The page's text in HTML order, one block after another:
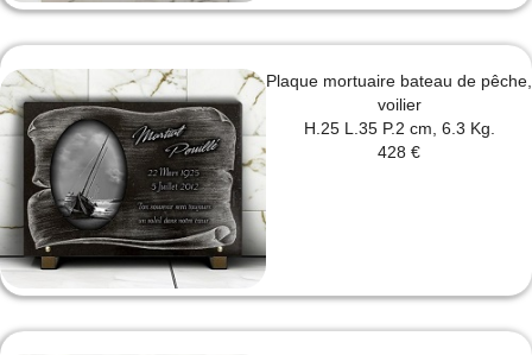
Plaque mortuaire bateau de pêche,
voilier
H.25 L.35 P.2 cm, 6.3 Kg.
428 €